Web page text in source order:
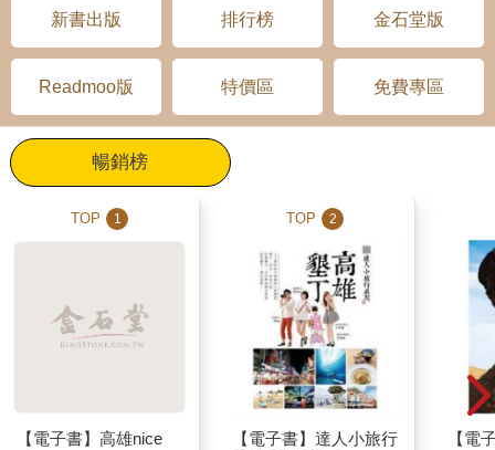
新書出版 排行榜 金石堂版
Readmoo版 特價區 免費專區
暢銷榜
TOP 1
【電子書】高雄nice
TOP 2
【電子書】達人小旅行
【電